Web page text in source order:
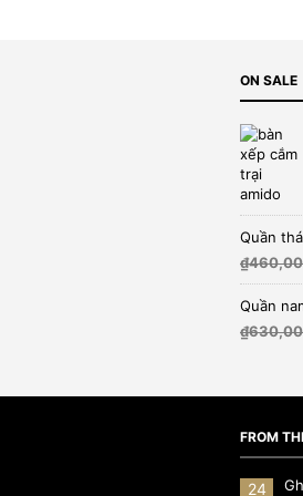
ON SALE
Quần
₫
Quần
₫
FROM
24